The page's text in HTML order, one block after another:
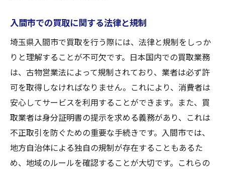
買取のタイミングを見極め成功するための秘訣
金の価値が上がるタイミングを狙う
季節や経済状況の影響を考慮する
長期的な市場予測を活用
プロのアドバイスを受ける重要性
タイミングを逃さないためのチェックリス
ト
過去の市場データを参考にする方法
貴金属の状態が買取価格に与える影響を知る
入間市での買取に関する法律と規制
埼玉県入間市で買取を行う際には、法律と規制をしっか
りと理解することが不可欠です。日本国内での買取業務
は、古物営業法によって規制されており、業者は必ず許
可を取得しなければなりません。これにより、消費者は
安心してサービスを利用することができます。また、買
取業者は身分証明書の提示を求める義務があり、これは
不正取引を防ぐための重要な手続きです。入間市では、
地方自治体による独自の規制が存在することもあるた
め、地域のルールを確認することが大切です。これらの